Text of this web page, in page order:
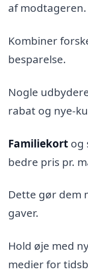
af modtageren.
Kombiner
besparelse.
Nogle
rabat og nye-
Familiekort og
bedre pris pr.
Dette gør dem
gaver.
Hold øje med
medier for